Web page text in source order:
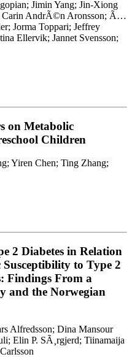
Jimin Yang; Jin-Xiong
Carin AndrÃ©n Aronsson; Ã…
Jorma Toppari; Jeffrey
Ellervik; Jannet Svensson;
on Metabolic
Children
Yiren Chen; Ting Zhang;
2 Diabetes in Relation
Susceptibility to Type 2
Findings From a
and the Norwegian
Alfredsson; Dina Mansour
Elin P. SÃ¸rgjerd; Tiinamaija